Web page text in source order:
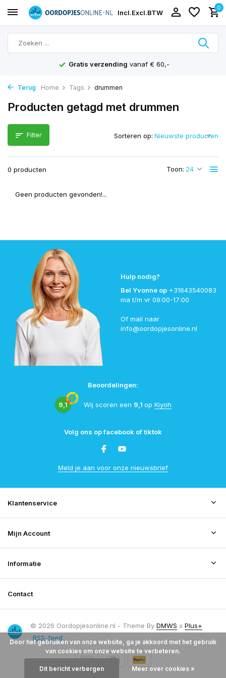
Incl.Excl.BTW
0
Gratis verzending vanaf € 60,-
Terug Home Tags drummen
Producten getagd met drummen
Filter
0 producten Toon:
Sorteren op:
Geen producten gevonden!...
Hulp nodig?
Bel Yvonne op +31643540083
ma t/m vr 09:00-17:00
Of mail naar
info@oordopjesonline.nl
Beoordelingen:
9,1 Wij scoren een 9,1 op Kiyoh
Volg ons op facebook of tiktok
Meld je aan voor onze nieuwsbrief
Klantenservice
Mijn Account
Informatie
Contact
© 2026 Oordopjesonline.nl - Theme By DMWS x Plus+
RSS-feed
Door het gebruiken van onze website, ga je akkoord met het gebruik
van cookies om onze website te verbeteren.
Dit bericht verbergen Meer over cookies »